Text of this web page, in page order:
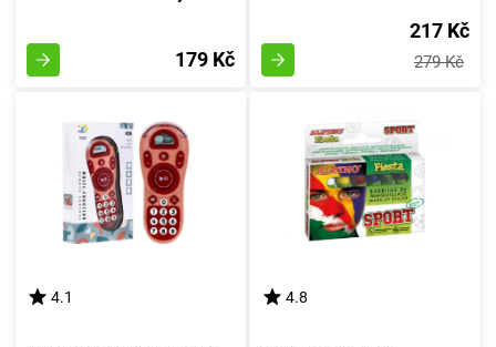
179 Kč
217 Kč
279 Kč
4.1 4.8